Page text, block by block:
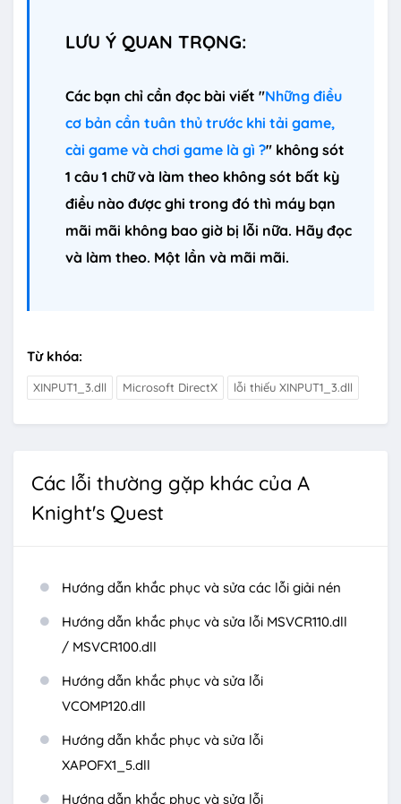
LƯU Ý QUAN TRỌNG:
Các bạn chỉ cần đọc bài viết "Những điều
cơ bản cần tuân thủ trước khi tải game,
cài game và chơi game là gì ?" không sót
1 câu 1 chữ và làm theo không sót bất kỳ
điều nào được ghi trong đó thì máy bạn
mãi mãi không bao giờ bị lỗi nữa. Hãy đọc
và làm theo. Một lần và mãi mãi.
Từ khóa:
XINPUT1_3.dll Microsoft DirectX lỗi thiếu XINPUT1_3.dll
Các lỗi thường gặp khác của A
Knight's Quest
Hướng dẫn khắc phục và sửa các lỗi giải nén
Hướng dẫn khắc phục và sửa lỗi MSVCR110.dll
/ MSVCR100.dll
Hướng dẫn khắc phục và sửa lỗi
VCOMP120.dll
Hướng dẫn khắc phục và sửa lỗi
XAPOFX1_5.dll
Hướng dẫn khắc phục và sửa lỗi